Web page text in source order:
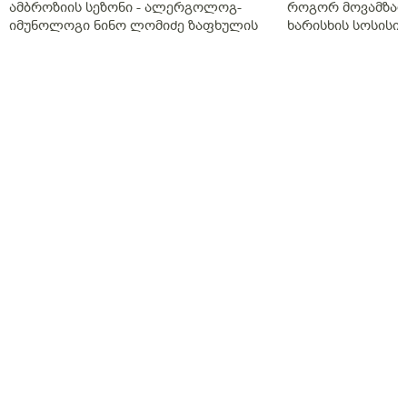
ამბროზიის სეზონი - ალერგოლოგ-
იმუნოლოგი ნინო ლომიძე ზაფხულის
როგორ
ხარისხის სოსისი